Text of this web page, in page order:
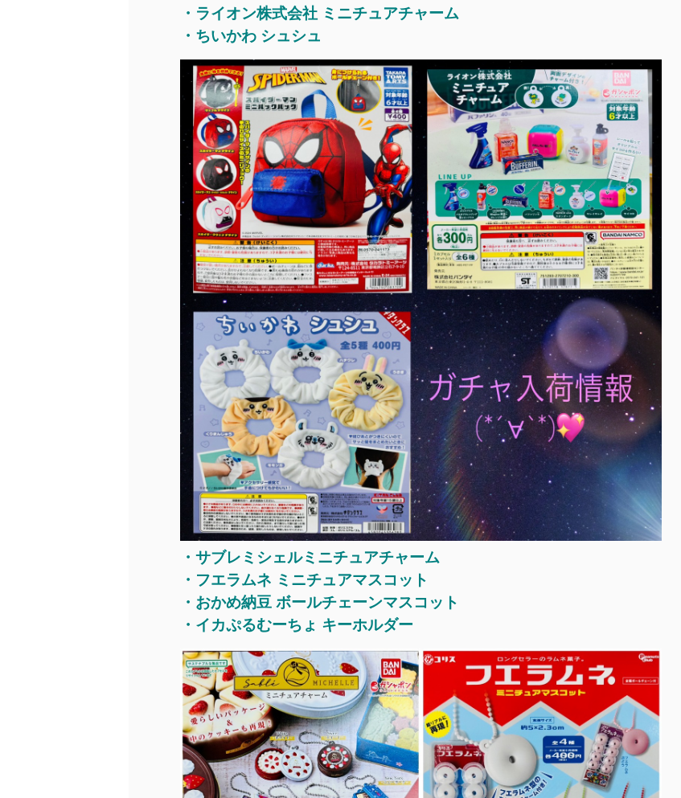
・ライオン株式会社 ミニチュアチャーム
・ちいかわ シュシュ
・サブレミシェルミニチュアチャーム
・フエラムネ ミニチュアマスコット
・おかめ納豆 ボールチェーンマスコット
・イカぷるむーちょ キーホルダー